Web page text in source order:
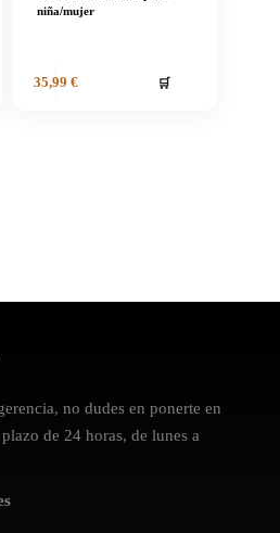
niña/mujer
35,99 € 🛒
no dudes en ponerte en
de 24 horas, de lunes a